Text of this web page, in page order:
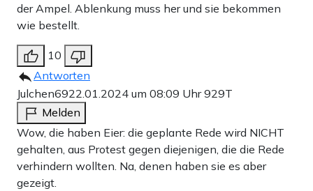
der Ampel. Ablenkung muss her und sie bekommen
wie bestellt.
10
Antworten
Julchen6922.01.2024 um 08:09 Uhr929T
Melden
Wow, die haben Eier: die geplante Rede wird NICHT
gehalten, aus Protest gegen diejenigen, die die Rede
verhindern wollten. Na, denen haben sie es aber
gezeigt.